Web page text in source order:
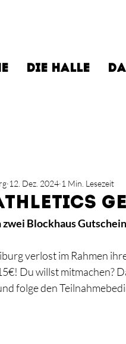
DIE HALLE
12. Dez. 2024 1 Min. Lesezeit
Blockhaus
verlost im Rahmen
Du willst mitmachen?
folge den